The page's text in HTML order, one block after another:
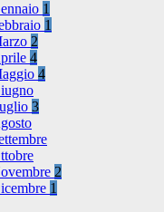
1
1
2
4
4
3
2
1